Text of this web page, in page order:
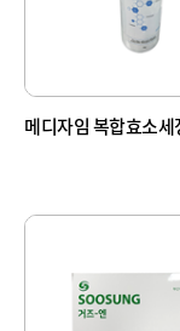
메디자임 복합효소